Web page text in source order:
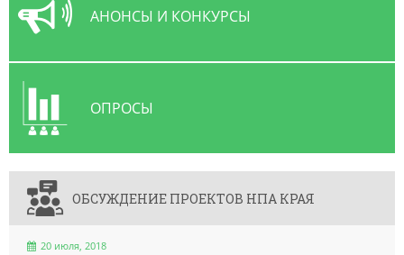
АНОНСЫ И КОНКУРСЫ
ОПРОСЫ
ОБСУЖДЕНИЕ ПРОЕКТОВ НПА КРАЯ
20 июля, 2018